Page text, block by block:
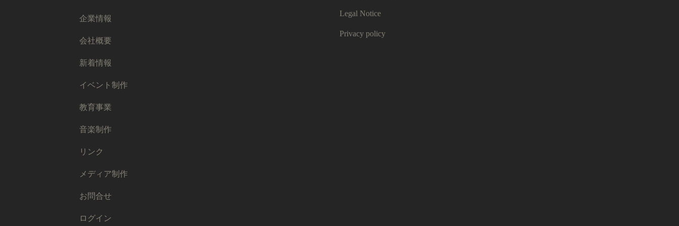
企業情報
会社概要
新着情報
イベント制作
教育事業
音楽制作
リンク
メディア制作
お問合せ
ログイン
Legal Notice
Privacy policy